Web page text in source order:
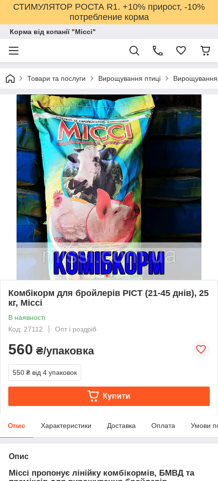
СТИМУЛЯТОР РОСТА R1. +10% прирост, -10%
потребление корма
Корма від копанії "Міссі"
Товари та послуги Вирощування птиці Вирощування
Комбікорм для бройлерів РІСТ (21-45 днів), 25
кг, Міссі
В наявності
Код: 27112
Опт і роздріб
560 ₴/упаковка
550 ₴ від 4 упаковок
Купити
Опис Характеристики Доставка Оплата Умови
Опис
Міссі пропонує лінійку комбікормів, БМВД та